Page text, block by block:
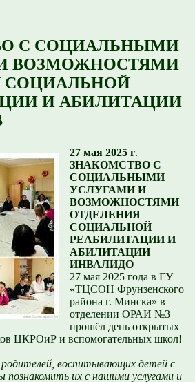
С СОЦИАЛЬНЫМИ
ВОЗМОЖНОСТЯМИ
СОЦИАЛЬНОЙ
И АБИЛИТАЦИИ
27 мая 2025 г.
ЗНАКОМСТВО С
СОЦИАЛЬНЫМИ
УСЛУГАМИ И
ВОЗМОЖНОСТЯМИ
ОТДЕЛЕНИЯ
СОЦИАЛЬНОЙ
РЕАБИЛИТАЦИИ И
АБИЛИТАЦИИ
ИНВАЛИДО
27 мая 2025 года в ГУ
«ТЦСОН Фрунзенского
района г. Минска» в
отделении ОРАИ №3
прошёл день открытых
ЦКРОиР и вспомогательных школ!
воспитывающих детей с
их с нашими услугами и